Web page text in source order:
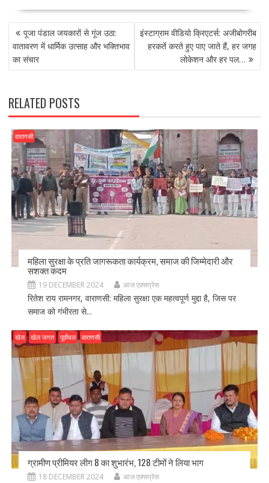
e
b
o
o
k
to
d
o
n
ai
l
ar
POST
NAVIGATION
पूजा पंडाल जयकारों से गूंज उठा:
वातावरण में धार्मिक उत्साह और भक्तिभाव
का संचार
इंस्टाग्राम वीडियो क्रिएटर्स: अजीबोगरीब
हरकतें करते हुए पाए जाते हैं, हर जगह
लोकेशन और हर पल…
RELATED POSTS
वाराणसी
महिला सुरक्षा के प्रति जागरूकता कार्यक्रम, समाज की जिम्मेदारी और
सशक्त कदम
19 DECEMBER 2024 आज एक्सप्रेस
रितेश राय रामनगर, वाराणसी: महिला सुरक्षा एक महत्वपूर्ण मुद्दा है, जिस पर
समाज को गंभीरता से...
खेल खेल जगत पूर्वांचल वाराणसी
ग्रामीण प्रीमियर लीग 8 का शुभारंभ, 128 टीमों ने लिया भाग
18 DECEMBER 2024 आज एक्सप्रेस